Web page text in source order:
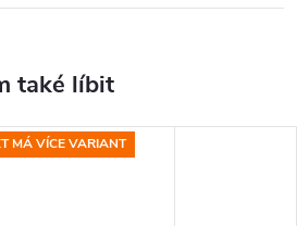
MÁ VÍCE VARIANT